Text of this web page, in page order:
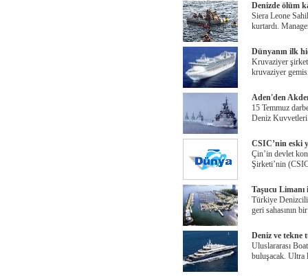
Denizde ölüm
Siera Leone
kurtardı.
Dünyanın ilk
Kruvaziyer
kruvaziyer
Aden'den
15 Temmuz
Deniz
CSIC’nin eski
Çin’in devlet
Şirketi’nin
Taşucu
Türkiye
geri sahasının
Deniz ve tekne
Uluslararası
buluşacak.